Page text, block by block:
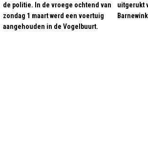
de politie. In de vroege ochtend van
zondag 1 maart werd een voertuig
aangehouden in de Vogelbuurt.
uitgerukt